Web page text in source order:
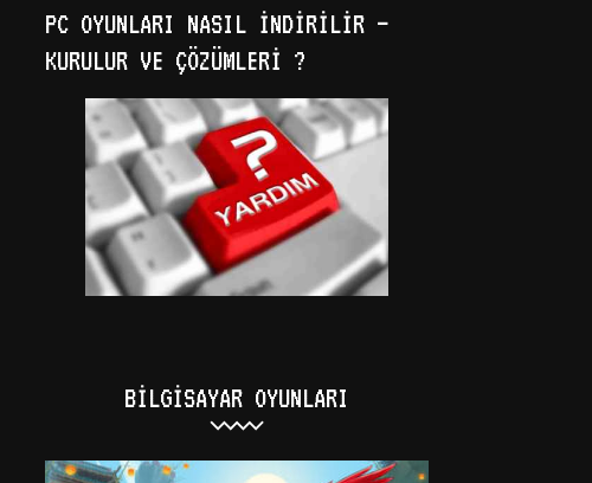
PC OYUNLARI NASIL İNDIRILIR –
KURULUR VE ÇÖZÜMLERI ?
BILGISAYAR OYUNLARI